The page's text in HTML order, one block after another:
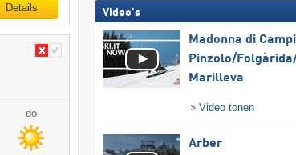
Details
do
Video's
Madonna di
Pinzolo/​
Marilleva
Video tonen
Arber